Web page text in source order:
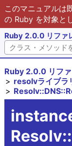
このマニュアルは
の Ruby を対象と
Ruby 2.0.0 リファ
Ruby 2.0.0 リフ
resolvライブラ